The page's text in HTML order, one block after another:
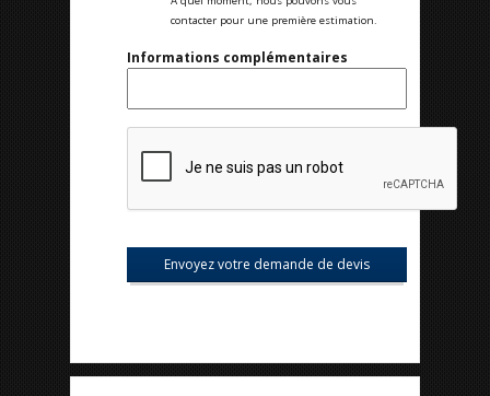
contacter pour une première estimation.
Informations complémentaires